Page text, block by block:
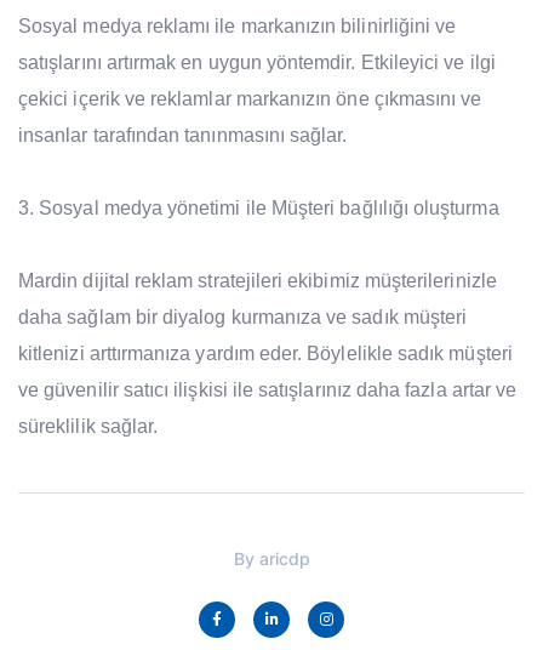
Sosyal medya reklamı ile markanızın bilinirliğini ve
satışlarını artırmak en uygun yöntemdir. Etkileyici ve ilgi
çekici içerik ve reklamlar markanızın öne çıkmasını ve
insanlar tarafından tanınmasını sağlar.
Sosyal medya yönetimi ile Müşteri bağlılığı oluşturma
Mardin dijital reklam stratejileri ekibimiz müşterilerinizle
daha sağlam bir diyalog kurmanıza ve sadık müşteri
kitlenizi arttırmanıza yardım eder. Böylelikle sadık müşteri
ve güvenilir satıcı ilişkisi ile satışlarınız daha fazla artar ve
süreklilik sağlar.
By aricdp